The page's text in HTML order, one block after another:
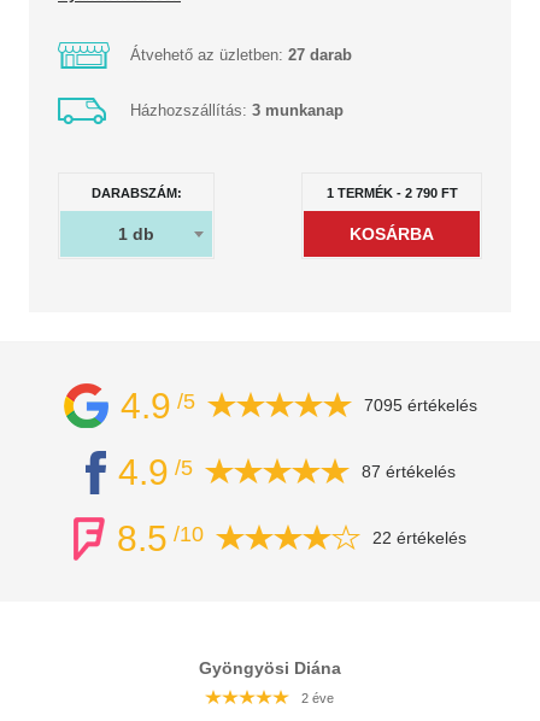
Átvehető az üzletben: 27 darab
Házhozszállítás: 3 munkanap
DARABSZÁM:
1 db
1 TERMÉK- 2 790FT
4.9 /5 7095 értékelés
4.9 /5 87 értékelés
8.5 /10 22 értékelés
Gyöngyösi Diána
2 éve
2 éve
2 éve
2 éve
2 éve
2 éve
2 éve